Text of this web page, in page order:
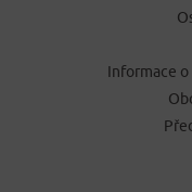
Informace